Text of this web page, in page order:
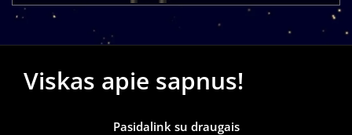
Viskas apie sapnus!
Pasidalink su draugais